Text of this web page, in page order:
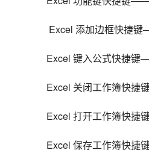
Excel 添加边框快捷键
Excel 键入公式快捷键
Excel 关闭工作簿快捷
Excel 打开工作簿快捷
Excel 保存工作簿快捷